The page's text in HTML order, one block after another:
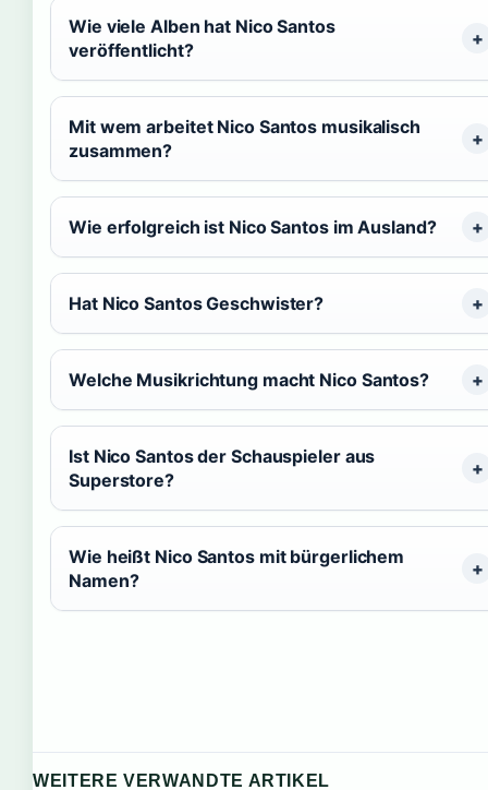
Wie viele Alben hat Nico Santos
veröffentlicht?
Mit wem arbeitet Nico Santos musikalisch
zusammen?
Wie erfolgreich ist Nico Santos im Ausland?
Hat Nico Santos Geschwister?
Welche Musikrichtung macht Nico Santos?
Ist Nico Santos der Schauspieler aus
Superstore?
Wie heißt Nico Santos mit bürgerlichem
Namen?
WEITERE VERWANDTE ARTIKEL